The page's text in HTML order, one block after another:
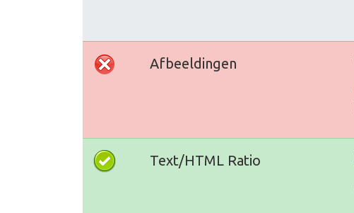
Afbeeldingen
Text/HTML Ratio